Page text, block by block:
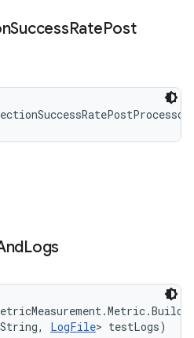
SuccessRatePost
Logs
LogFile> testLogs)